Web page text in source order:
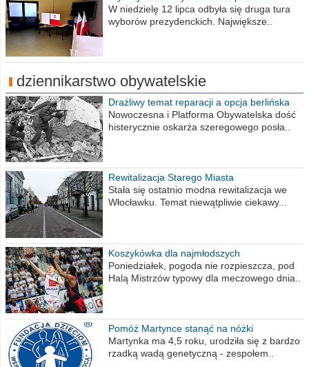
procent obwodów
W niedzielę 12 lipca odbyła się druga tura
wyborów prezydenckich. Największe..
dziennikarstwo obywatelskie
Drażliwy temat reparacji a opcja berlińska
Nowoczesna i Platforma Obywatelska dość
histerycznie oskarża szeregowego posła..
Rewitalizacja Starego Miasta
Stała się ostatnio modna rewitalizacja we
Włocławku. Temat niewątpliwie ciekawy...
Koszykówka dla najmłodszych
Poniedziałek, pogoda nie rozpieszcza, pod
Halą Mistrzów typowy dla meczowego dnia..
Pomóż Martynce stanąć na nóżki
Martynka ma 4,5 roku, urodziła się z bardzo
rzadką wadą genetyczną - zespołem..